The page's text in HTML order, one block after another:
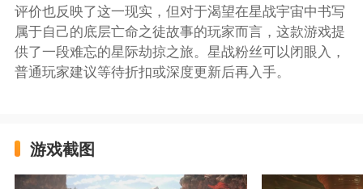
评价也反映了这一现实，但对于渴望在星战宇宙中书写
属于自己的底层亡命之徒故事的玩家而言，这款游戏提
供了一段难忘的星际劫掠之旅。星战粉丝可以闭眼入，
普通玩家建议等待折扣或深度更新后再入手。
游戏截图